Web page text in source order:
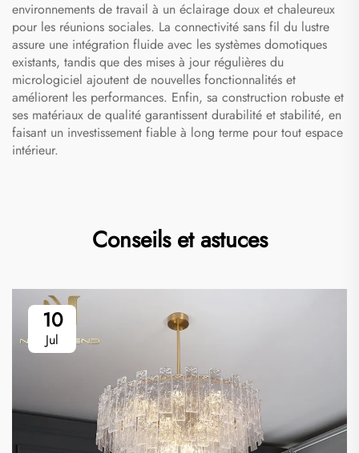
environnements de travail à un éclairage doux et chaleureux
pour les réunions sociales. La connectivité sans fil du lustre
assure une intégration fluide avec les systèmes domotiques
existants, tandis que des mises à jour régulières du
micrologiciel ajoutent de nouvelles fonctionnalités et
améliorent les performances. Enfin, sa construction robuste et
ses matériaux de qualité garantissent durabilité et stabilité, en
faisant un investissement fiable à long terme pour tout espace
intérieur.
Conseils et astuces
10
Jul